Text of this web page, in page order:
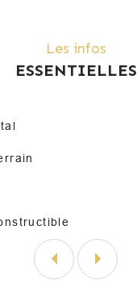
Les infos
ESSENTIELLES
Valeurs